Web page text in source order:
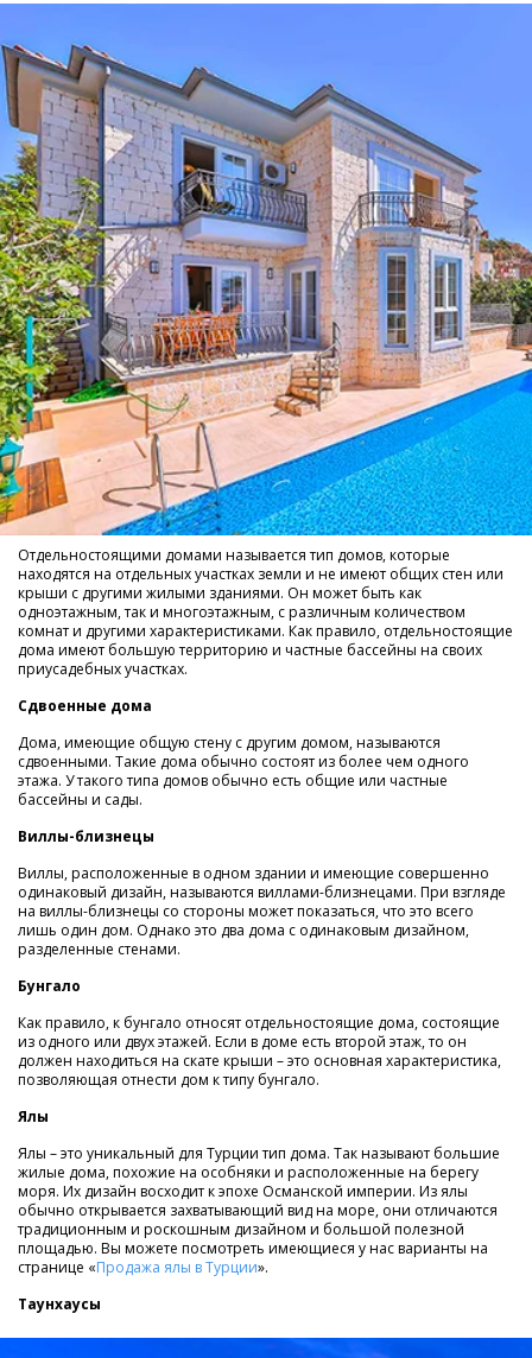
Отдельностоящими домами называется тип домов, которые
находятся на отдельных участках земли и не имеют общих стен или
крыши с другими жилыми зданиями. Он может быть как
одноэтажным, так и многоэтажным, с различным количеством
комнат и другими характеристиками. Как правило, отдельностоящие
дома имеют большую территорию и частные бассейны на своих
приусадебных участках.
Сдвоенные дома
Дома, имеющие общую стену с другим домом, называются
сдвоенными. Такие дома обычно состоят из более чем одного
этажа. У такого типа домов обычно есть общие или частные
бассейны и сады.
Виллы-близнецы
Виллы, расположенные в одном здании и имеющие совершенно
одинаковый дизайн, называются виллами-близнецами. При взгляде
на виллы-близнецы со стороны может показаться, что это всего
лишь один дом. Однако это два дома с одинаковым дизайном,
разделенные стенами.
Бунгало
Как правило, к бунгало относят отдельностоящие дома, состоящие
из одного или двух этажей. Если в доме есть второй этаж, то он
должен находиться на скате крыши – это основная характеристика,
позволяющая отнести дом к типу бунгало.
Ялы
Ялы – это уникальный для Турции тип дома. Так называют большие
жилые дома, похожие на особняки и расположенные на берегу
моря. Их дизайн восходит к эпохе Османской империи. Из ялы
обычно открывается захватывающий вид на море, они отличаются
традиционным и роскошным дизайном и большой полезной
площадью. Вы можете посмотреть имеющиеся у нас варианты на
странице «Продажа ялы в Турции».
Таунхаусы